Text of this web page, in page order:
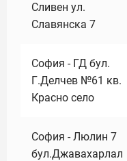
Сливен ул.
Славянска 7
София - ГД бул.
Г.Делчев №61 кв.
Красно село
София - Люлин 7
бул.Джавахарлал